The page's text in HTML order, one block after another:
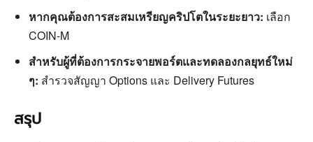
หากคุณต้องการสะสมเหรียญคริปโตในระยะยาว: เลือก
COIN-M
สำหรับผู้ที่ต้องการกระจายพอร์ตและทดลองกลยุทธ์ใหม่
ๆ: สำรวจสัญญา Options และ Delivery Futures
สรุป